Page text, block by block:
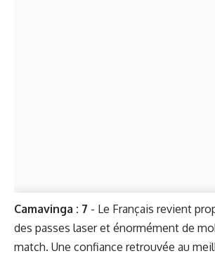
Camavinga : 7 - Le Français revient
des passes laser et énormément de
match. Une confiance retrouvée au